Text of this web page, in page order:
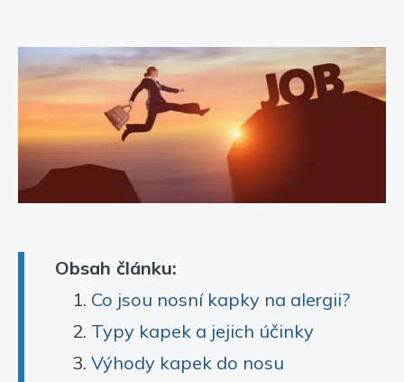
Obsah článku:
Co jsou nosní kapky na alergii?
Typy kapek a jejich účinky
Výhody kapek do nosu